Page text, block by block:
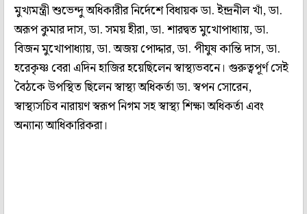
মুখ‌্যমন্ত্রী শুভেন্দু অধিকারীর নির্দেশে বিধায়ক ডা. ইন্দ্রনীল খাঁ, ডা.
অরূপ কুমার দাস, ডা. সময় হীরা, ডা. শারদ্বত মুখোপাধ‌্যায়, ডা.
বিজন মুখোপাধ‌্যায়, ডা. অজয় পোদ্দার, ডা. পীযুষ কান্তি দাস, ডা.
হরেকৃষ্ণ বেরা এদিন হাজির হয়েছিলেন স্বাস্থ‌্যভবনে। গুরুত্বপূর্ণ সেই
বৈঠকে উপস্থিত ছিলেন স্বাস্থ‌্য অধিকর্তা ডা. স্বপন সোরেন,
স্বাস্থ‌্যসচিব নারায়ণ স্বরূপ নিগম সহ স্বাস্থ‌্য শিক্ষা অধিকর্তা এবং
অন‌্যান‌্য আধিকারিকরা।